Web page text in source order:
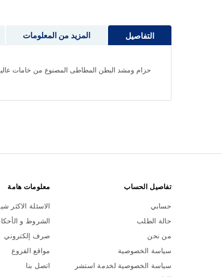
معرض
التفاصيل
حزام ومشد البطن المطاطى المصنوع من خامات
المزيد من المعلومات
تفاصيل الحساب
حسابي
حالة الطلب
من نحن
سياسة الخصوصية
سياسة الخصوصية لخدمة استشر
معلومات هامة
الاسئلة الاكثر
الشروط و
صرف إلكتروني
مواقع الفروع
اتصل بنا